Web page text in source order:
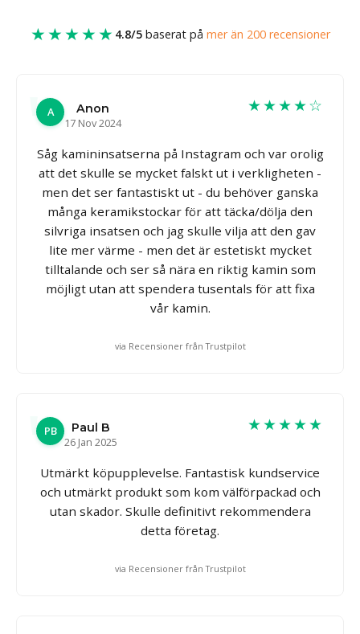
★★★★★ 4.8/5baserat på mer än 200 recensioner
A
Anon
17 Nov 2024
★★★★☆
Såg kamininsatserna på Instagram och var orolig
att det skulle se mycket falskt ut i verkligheten -
men det ser fantastiskt ut - du behöver ganska
många keramikstockar för att täcka/dölja den
silvriga insatsen och jag skulle vilja att den gav
lite mer värme - men det är estetiskt mycket
tilltalande och ser så nära en riktig kamin som
möjligt utan att spendera tusentals för att fixa
vår kamin.
via Recensioner från Trustpilot
PB
Paul B
26 Jan 2025
★★★★★
Utmärkt köpupplevelse. Fantastisk kundservice
och utmärkt produkt som kom välförpackad och
utan skador. Skulle definitivt rekommendera
detta företag.
via Recensioner från Trustpilot